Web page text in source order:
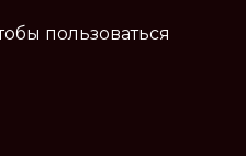
пользоваться